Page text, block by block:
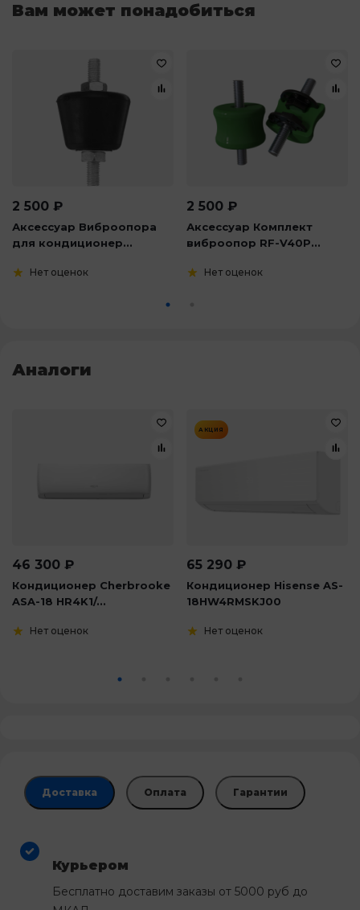
Вам может понадобиться
2 500 ₽
Аксессуар Виброопора
для кондиционер...
Нет оценок
2 500 ₽
Аксессуар Комплект
виброопор RF-V40P...
Нет оценок
Аналоги
46 300 ₽
Кондиционер Cherbrooke
ASA-18 HR4K1/...
Нет оценок
АКЦИЯ
65 290 ₽
Кондиционер Hisense AS-
18HW4RMSKJ00
Нет оценок
Доставка Оплата Гарантии
Курьером
Бесплатно доставим заказы от 5000 руб до